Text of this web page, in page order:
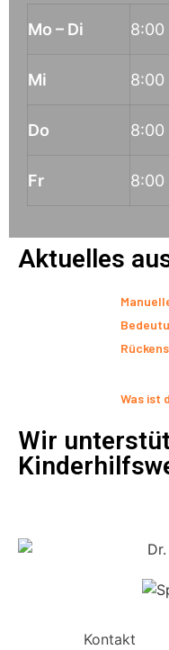
Mo – Di 8:00
Mi 8:00
Do 8:00
Fr 8:00
Aktuelles
Was ist
Wir
Kontakt